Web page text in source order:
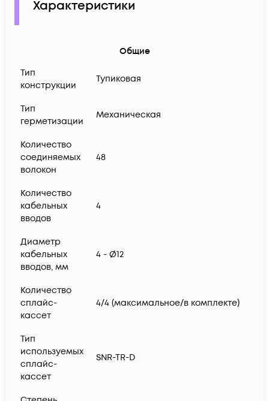
Характеристики
Общие
Тип
конструкции
Тупиковая
Тип
герметизации
Механическая
Количество
соединяемых
волокон
48
Количество
кабельных
вводов
4
Диаметр
кабельных
вводов, мм
4 - Ø12
Количество
сплайс-
кассет
4/4 (максимальное/в комплекте)
Тип
используемых
сплайс-
кассет
SNR-TR-D